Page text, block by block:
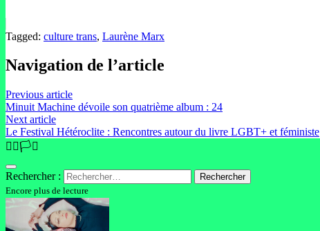
Tagged: culture trans, Laurène Marx
Navigation de l’article
Previous article
Minuit Machine dévoile son quatrième album : 24
Next article
Le Festival Hétéroclite : Rencontres autour du livre LGBT+ et féministe
🏳️‍🌈🏳️‍⚧️
Rechercher :
Encore plus de lecture